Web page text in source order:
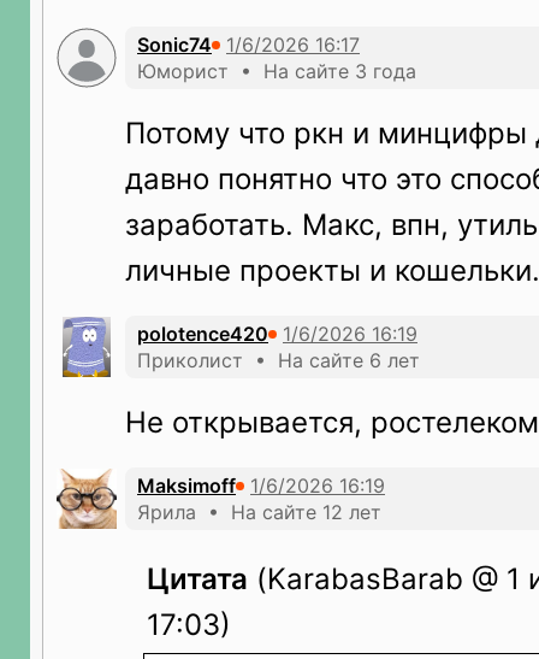
Sonic74
Юморист • На сайте 3 года
Потому что ркн и минцифры
давно понятно что это
заработать. Макс, впн,
личные проекты и кошельки.
polotence420
Приколист • На сайте 6 лет
Не открывается, ростелеком
Maksimoff
Ярила • На сайте 12 лет
Цитата (KarabasBarab @ 1
17:03)